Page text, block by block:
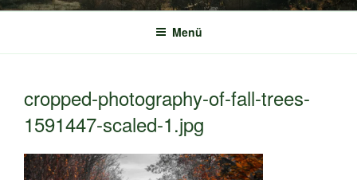
Menü
cropped-photography-of-fall-trees-
1591447-scaled-1.jpg